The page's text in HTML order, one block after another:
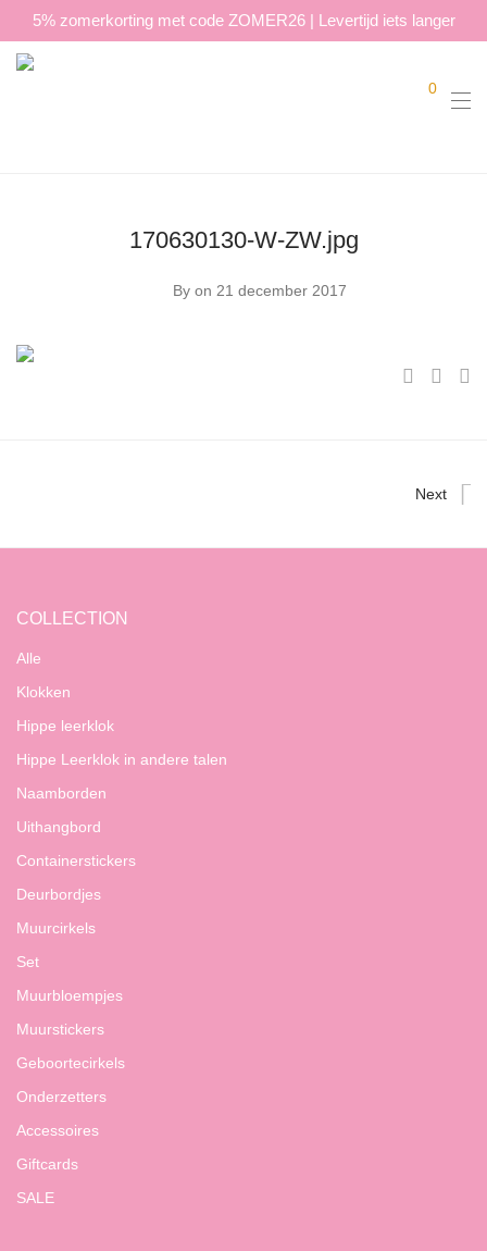
5% zomerkorting met code ZOMER26 | Levertijd iets langer
0
170630130-W-ZW.jpg
By on 21 december 2017
Next
COLLECTION
Alle
Klokken
Hippe leerklok
Hippe Leerklok in andere talen
Naamborden
Uithangbord
Containerstickers
Deurbordjes
Muurcirkels
Set
Muurbloempjes
Muurstickers
Geboortecirkels
Onderzetters
Accessoires
Giftcards
SALE